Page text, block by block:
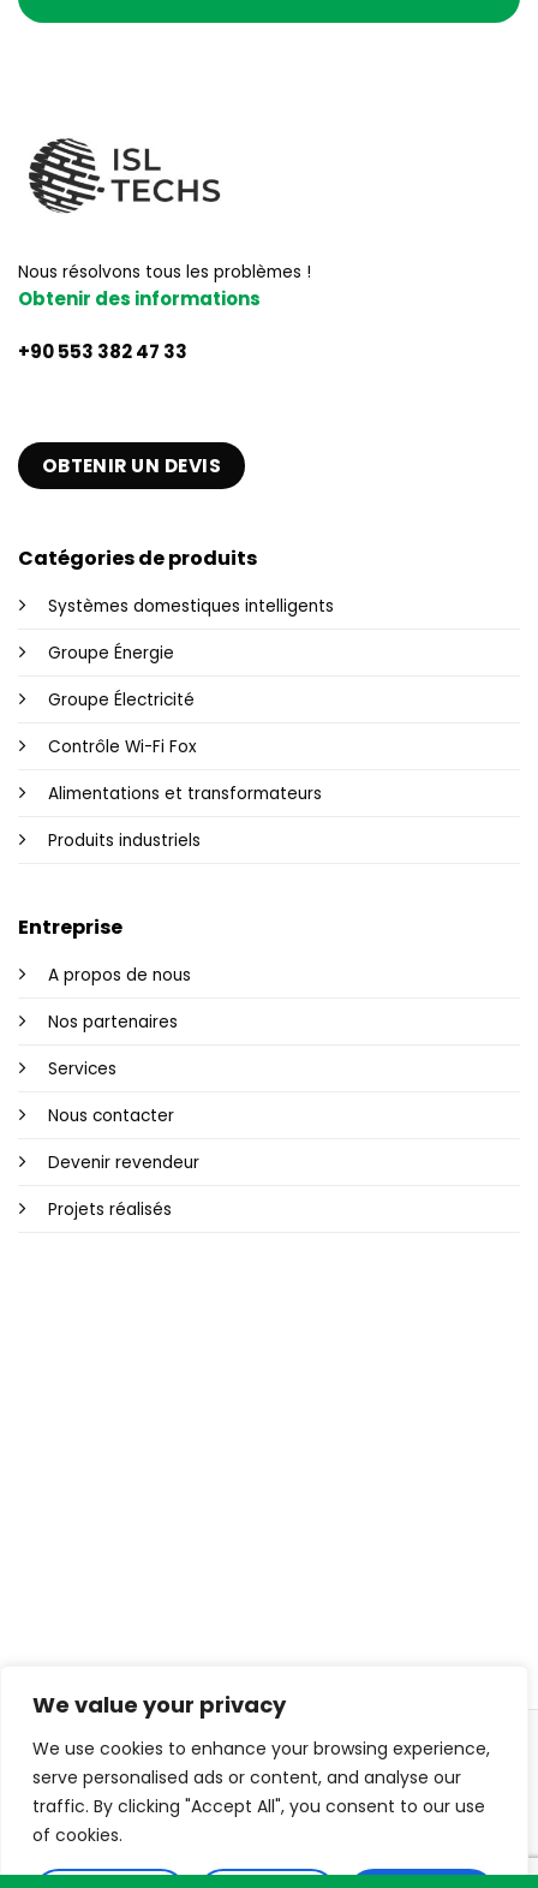
We value your privacy
We use cookies to enhance your browsing experience,
serve personalised ads or content, and analyse our
traffic. By clicking "Accept All", you consent to our use
of cookies.
Nous résolvons tous les problèmes !
Obtenir des informations
+90 553 382 47 33
OBTENIR UN DEVIS
Catégories de produits
Systèmes domestiques intelligents
Groupe Énergie
Groupe Électricité
Contrôle Wi-Fi Fox
Alimentations et transformateurs
Produits industriels
Entreprise
A propos de nous
Nos partenaires
Services
Nous contacter
Devenir revendeur
Projets réalisés
© 2026 ISL TECHS PRIVACY
WEB DESIGN : DIJITON